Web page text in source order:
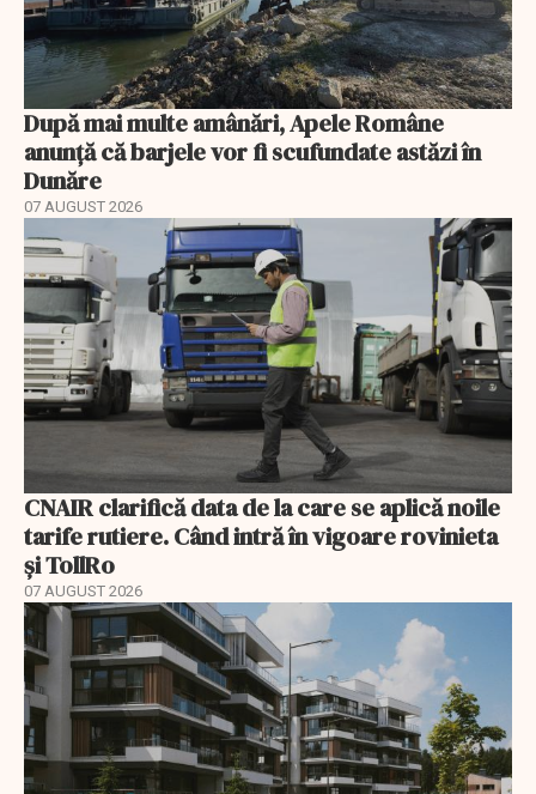
După mai multe amânări, Apele Române
anunță că barjele vor fi scufundate astăzi în
Dunăre
07 AUGUST 2026
CNAIR clarifică data de la care se aplică noile
tarife rutiere. Când intră în vigoare rovinieta
și TollRo
07 AUGUST 2026